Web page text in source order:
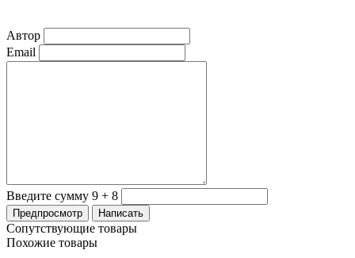
Автор
Email
Введите сумму 9 + 8
Сопутствующие товары
Похожие товары